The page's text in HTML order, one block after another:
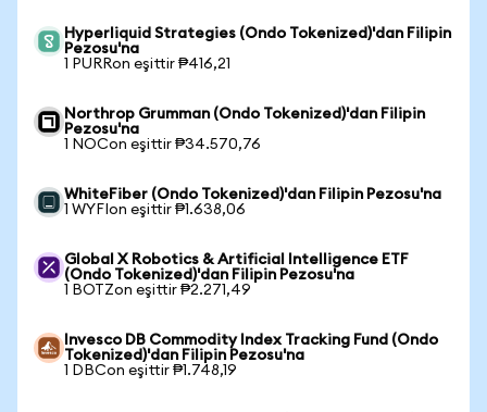
Hyperliquid Strategies (Ondo Tokenized)'dan Filipin
Pezosu'na
1 PURRon eşittir ₱416,21
Northrop Grumman (Ondo Tokenized)'dan Filipin
Pezosu'na
1 NOCon eşittir ₱34.570,76
WhiteFiber (Ondo Tokenized)'dan Filipin Pezosu'na
1 WYFIon eşittir ₱1.638,06
Global X Robotics & Artificial Intelligence ETF
(Ondo Tokenized)'dan Filipin Pezosu'na
1 BOTZon eşittir ₱2.271,49
Invesco DB Commodity Index Tracking Fund (Ondo
Tokenized)'dan Filipin Pezosu'na
1 DBCon eşittir ₱1.748,19